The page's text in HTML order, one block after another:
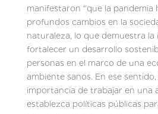
manifestaron “que la pandemia
profundos cambios en la
naturaleza, lo que demuestra
fortalecer un desarrollo
personas en el marco de una
ambiente sanos. En ese
importancia de trabajar en una
establezca políticas públicas